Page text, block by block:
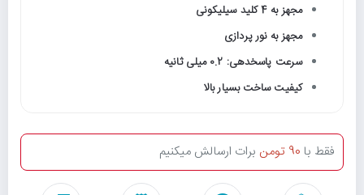
مجهز به 4 کلید سیلیکونی
مجهز به نور پردازی
سرعت پاسخدهی: 0.2 میلی ثانیه
کیفیت ساخت بسیار بالا
فقط با 90 تومن برات ارسالش میکنیم